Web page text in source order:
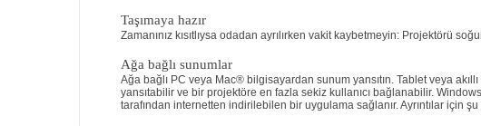
Taşımaya hazır
Zamanınız kısıtlıysa odadan ayrılırken vakit kaybetmeyin: Projektörü
Ağa bağlı sunumlar
Ağa bağlı PC veya Mac® bilgisayardan sunum yansıtın. Tablet veya
yansıtabilir ve bir projektöre en fazla sekiz kullanıcı bağlanabilir.
tarafından internetten indirilebilen bir uygulama sağlanır. Ayrıntılar için